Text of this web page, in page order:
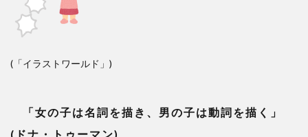
(「イラストワールド」)
「女の子は名詞を描き、男の子は動詞を描く」
(ドナ・トゥーマン)